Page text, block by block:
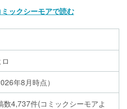
ックシーモアで読む
年8月時点）
数4,737件(コミックシーモアよ